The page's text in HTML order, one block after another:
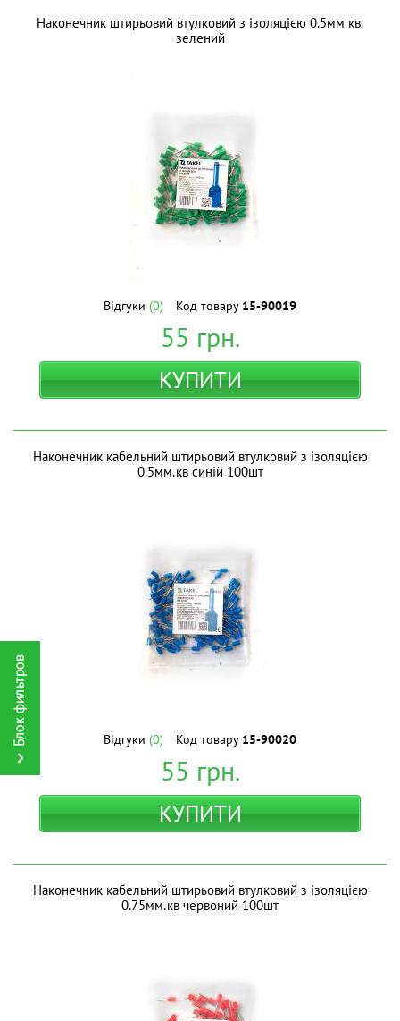
Наконечник штирьовий втулковий з ізоляцією 0.5мм кв.
зелений
Відгуки (0) Код товару 15-90019
55 грн.
КУПИТИ
Наконечник кабельний штирьовий втулковий з ізоляцією
0.5мм.кв синій 100шт
Відгуки (0) Код товару 15-90020
55 грн.
КУПИТИ
Наконечник кабельний штирьовий втулковий з ізоляцією
0.75мм.кв червоний 100шт